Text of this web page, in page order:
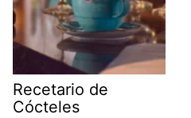
Recetario de
Cócteles